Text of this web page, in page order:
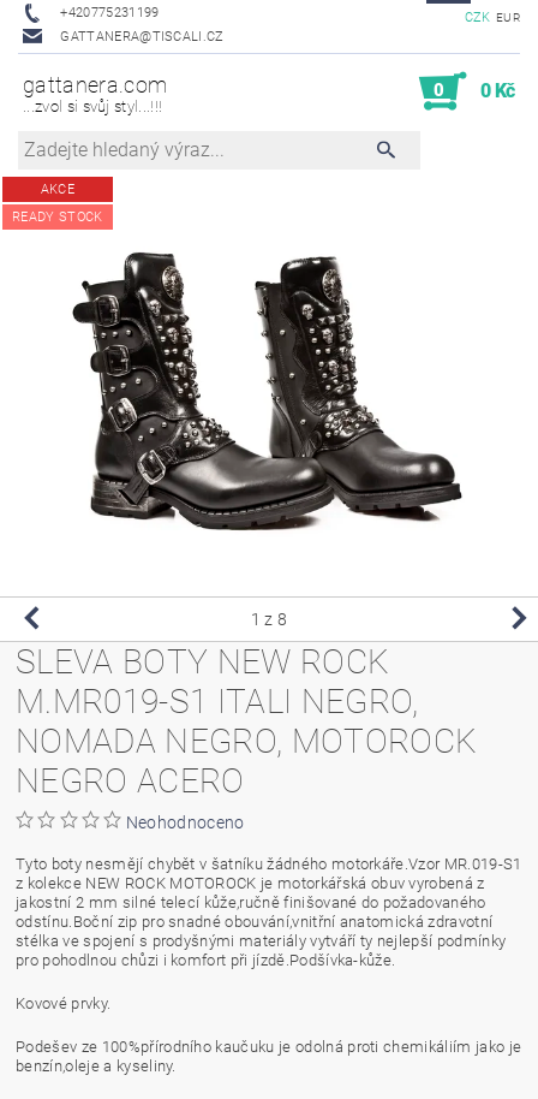
+420775231199
GATTANERA@TISCALI.CZ
CZK EUR
gattanera.com
...zvol si svůj styl...!!!
0 0 Kč
AKCE
READY STOCK
1 z 8
SLEVA BOTY NEW ROCK
M.MR019-S1 ITALI NEGRO,
NOMADA NEGRO, MOTOROCK
NEGRO ACERO
Neohodnoceno
Tyto boty nesmějí chybět v šatníku žádného motorkáře.Vzor MR.019-S1
z kolekce NEW ROCK MOTOROCK je motorkářská obuv vyrobená z
jakostní 2 mm silné telecí kůže,ručně finišované do požadovaného
odstínu.Boční zip pro snadné obouvání,vnitřní anatomická zdravotní
stélka ve spojení s prodyšnými materiály vytváří ty nejlepší podmínky
pro pohodlnou chůzi i komfort při jízdě.Podšívka-kůže.
Kovové prvky.
Podešev ze 100%přírodního kaučuku je odolná proti chemikáliím jako je
benzín,oleje a kyseliny.